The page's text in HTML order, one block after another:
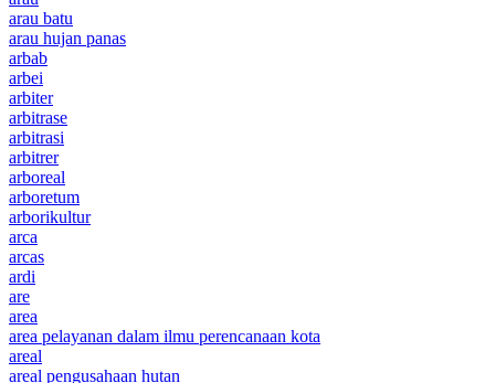
arau batu
arau hujan panas
arbab
arbei
arbiter
arbitrase
arbitrasi
arbitrer
arboreal
arboretum
arborikultur
arca
arcas
ardi
are
area
area pelayanan dalam ilmu perencanaan kota
areal
areal pengusahaan hutan